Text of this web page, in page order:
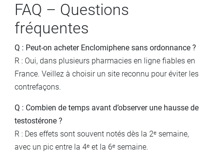
FAQ – Questions
fréquentes
Q : Peut-on acheter Enclomiphene sans ordonnance ?
R : Oui, dans plusieurs pharmacies en ligne fiables en
France. Veillez à choisir un site reconnu pour éviter les
contrefaçons.
Q : Combien de temps avant d’observer une hausse de
testostérone ?
R : Des effets sont souvent notés dès la 2ᵉ semaine,
avec un pic entre la 4ᵉ et la 6ᵉ semaine.